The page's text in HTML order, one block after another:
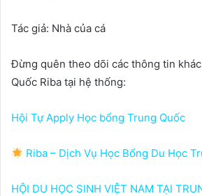
Tác giả: Nhà của cá
Đừng quên theo dõi các thông tin
Quốc Riba tại hệ thống:
Hội Tự Apply Học bổng Trung Quốc
Riba – Dịch Vụ Học Bổng Du Học
HỘI DU HỌC SINH VIỆT NAM TẠI